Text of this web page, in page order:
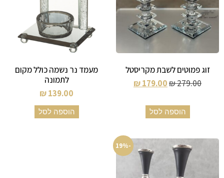
זוג פמוטים לשבת מקריסטל
₪279.00
₪179.00
הוספה לסל
מעמד נר נשמה כולל מקום
לתמונה
₪139.00
הוספה לסל
-19%